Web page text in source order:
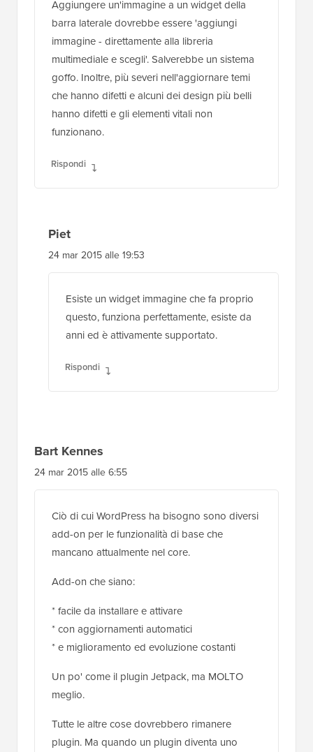
Aggiungere un'immagine a un widget della
barra laterale dovrebbe essere 'aggiungi
immagine - direttamente alla libreria
multimediale e scegli'. Salverebbe un sistema
goffo. Inoltre, più severi nell'aggiornare temi
che hanno difetti e alcuni dei design più belli
hanno difetti e gli elementi vitali non
funzionano.
Rispondi
Piet
24 mar 2015 alle 19:53
Esiste un widget immagine che fa proprio
questo, funziona perfettamente, esiste da
anni ed è attivamente supportato.
Rispondi
Bart Kennes
24 mar 2015 alle 6:55
Ciò di cui WordPress ha bisogno sono diversi
add-on per le funzionalità di base che
mancano attualmente nel core.
Add-on che siano:
* facile da installare e attivare
* con aggiornamenti automatici
* e miglioramento ed evoluzione costanti
Un po' come il plugin Jetpack, ma MOLTO
meglio.
Tutte le altre cose dovrebbero rimanere
plugin. Ma quando un plugin diventa uno